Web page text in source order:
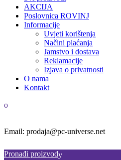
AKCIJA
Poslovnica ROVINJ
Informacije
Uvjeti korištenja
Načini plaćanja
Jamstvo i dostava
Reklamacije
Izjava o privatnosti
O nama
Kontakt
Email: prodaja@pc-universe.net
Pronađi proizvod